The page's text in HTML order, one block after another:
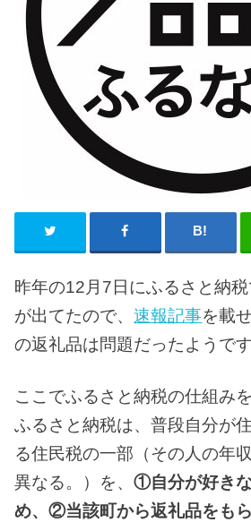
昨年の12月7日にふるさと納
が出てたので、速報記事を載
の返礼品は問題だったようで
ここでふるさと納税の仕組み
ふるさと納税は、普段自分が
る住民税の一部（その人の年
異なる。）を、①自分が好き
め、②当該町から返礼品をも